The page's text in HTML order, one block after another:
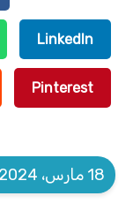
LinkedIn
Pinterest
18 مارس، 2024